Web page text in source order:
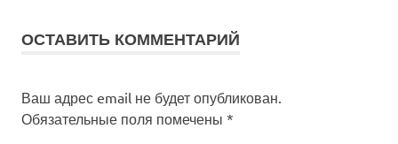
ОСТАВИТЬ КОММЕНТАРИЙ
Ваш адрес email не будет опубликован.
Обязательные поля помечены *